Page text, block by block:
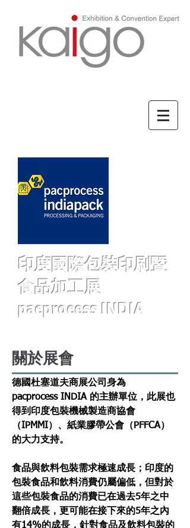
印度國際包裝印刷暨
食品加工展
pacprocess INDIA
關於展會
德國杜塞道夫商展公司身為
pacprocess INDIA 的主辦單位，此展也
得到印度包裝機械製造商協會
（IPMMI）、紙業膠帶公會（PFFCA）
的大力支持。
食品與飲料包裝需求極速成長；印度的
包裝食品和飲料消費仍屬偏低，但對於
這些包裝食品的消費已在過去5年之中
翻倍成長，更可能在接下來的5年之內
有14%的成長，針對食品及飲料包裝的